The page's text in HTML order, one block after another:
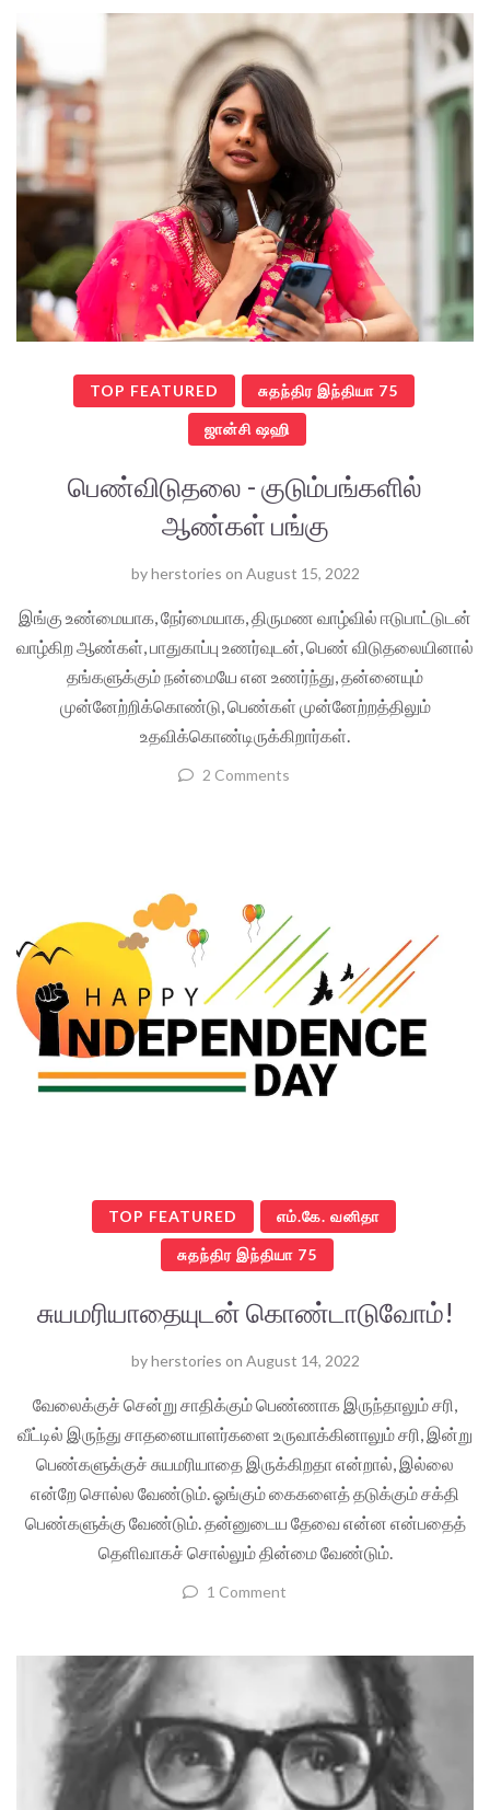
TOP FEATURED சுதந்திர இந்தியா 75
ஜான்சி ஷஹி
பெண்விடுதலை - குடும்பங்களில்
ஆண்கள் பங்கு
byherstories on August 15, 2022
இங்கு உண்மையாக, நேர்மையாக, திருமண வாழ்வில் ஈடுபாட்டுடன்
வாழ்கிற ஆண்கள், பாதுகாப்பு உணர்வுடன், பெண் விடுதலையினால்
தங்களுக்கும் நன்மையே என உணர்ந்து, தன்னையும்
முன்னேற்றிக்கொண்டு, பெண்கள் முன்னேற்றத்திலும்
உதவிக்கொண்டிருக்கிறார்கள்.
2 Comments
TOP FEATURED எம்.கே. வனிதா
சுதந்திர இந்தியா 75
சுயமரியாதையுடன் கொண்டாடுவோம்!
byherstories on August 14, 2022
வேலைக்குச் சென்று சாதிக்கும் பெண்ணாக இருந்தாலும் சரி,
வீட்டில் இருந்து சாதனையாளர்களை உருவாக்கினாலும் சரி, இன்று
பெண்களுக்குச் சுயமரியாதை இருக்கிறதா என்றால், இல்லை
என்றே சொல்ல வேண்டும். ஓங்கும் கைகளைத் தடுக்கும் சக்தி
பெண்களுக்கு வேண்டும். தன்னுடைய தேவை என்ன என்பதைத்
தெளிவாகச் சொல்லும் தின்மை வேண்டும்.
1 Comment